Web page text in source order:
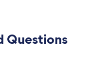
Questions